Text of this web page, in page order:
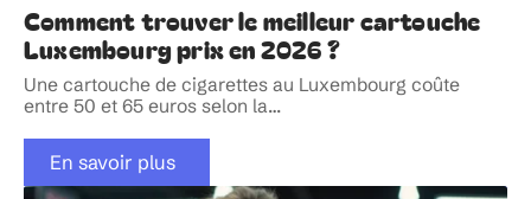
Comment trouver le meilleur cartouche
Luxembourg prix en 2026 ?
Une cartouche de cigarettes au Luxembourg coûte
entre 50 et 65 euros selon la…
En savoir plus